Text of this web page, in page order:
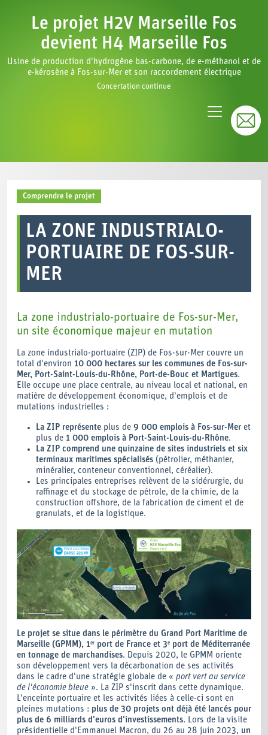
Le projet H2V Marseille Fos
devient H4 Marseille Fos
Usine de production d'hydrogène bas-carbone, de e-méthanol et de
e-kérosène à Fos-sur-Mer et son raccordement électrique
Concertation continue
Comprendre le projet
LA ZONE INDUSTRIALO-
PORTUAIRE DE FOS-SUR-
MER
La zone industrialo-portuaire de Fos-sur-Mer,
un site économique majeur en mutation
La zone industrialo-portuaire (ZIP) de Fos-sur-Mer couvre un
total d'environ 10 000 hectares sur les communes de Fos-sur-
Mer, Port-Saint-Louis-du-Rhône, Port-de-Bouc et Martigues.
Elle occupe une place centrale, au niveau local et national, en
matière de développement économique, d'emplois et de
mutations industrielles :
La ZIP représente plus de 9 000 emplois à Fos-sur-Mer et
plus de 1 000 emplois à Port-Saint-Louis-du-Rhône.
La ZIP comprend une quinzaine de sites industriels et six
terminaux maritimes spécialisés (pétrolier, méthanier,
minéralier, conteneur conventionnel, céréalier).
Les principales entreprises relèvent de la sidérurgie, du
raffinage et du stockage de pétrole, de la chimie, de la
construction offshore, de la fabrication de ciment et de
granulats, et de la logistique.
Le projet se situe dans le périmètre du Grand Port Maritime de
Marseille (GPMM), 1er port de France et 3e port de Méditerranée
en tonnage de marchandises. Depuis 2020, le GPMM oriente
son développement vers la décarbonation de ses activités
dans le cadre d'une stratégie globale de « port vert au service
de l'économie bleue ». La ZIP s'inscrit dans cette dynamique.
L'enceinte portuaire et les activités liées à celle-ci sont en
pleines mutations : plus de 30 projets ont déjà été lancés pour
plus de 6 milliards d'euros d'investissements. Lors de la visite
présidentielle d'Emmanuel Macron, du 26 au 28 juin 2023, un